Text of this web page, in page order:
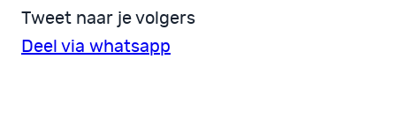
Tweet naar je volgers
Deel via whatsapp